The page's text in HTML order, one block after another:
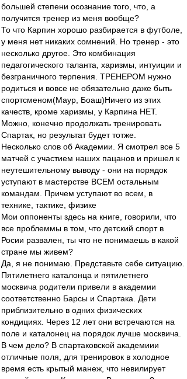
большей степени осознание того, что, а
получится тренер из меня вообще?
То что Карпин хорошо разбирается в футболе,
у меня нет никаких сомнений. Но тренер - это
несколько другое. Это комбинация
педагогического таланта, харизмы, интуиции и
безграничного терпения. ТРЕНЕРОМ нужно
родиться и вовсе не обязательно даже быть
спортсменом(Маур, Боаш)Ничего из этих
качеств, кроме харизмы, у Карпина НЕТ.
Можно, конечно продолжать тренировать
Спартак, но результат будет тотже.
Несколько слов об Академии. Я смотрел все 5
матчей с участием наших пацанов и пришел к
неутешительному выводу - они на порядок
уступают в мастерстве ВСЕМ остальным
командам. Причем уступают во всем, в
технике, тактике, физике
Мои оппоненты здесь на книге, говорили, что
все проблеммы в том, что детский спорт в
Росии развален, ты что не понимаешь в какой
стране мы живем?
Да, я не понимаю. Представьте себе ситуацию.
Пятилетнего каталонца и пятилетнего
москвича родители привели в академии
соответственно Барсы и Спартака. Дети
приблизительно в одних физических
кондициях. Через 12 лет они встречаются на
поле и каталонец на порядок лучше москвича.
В чем дело? В спартаковской академиии
отличные поля, для тренировок в холодное
время есть крытый манеж, что невилирует